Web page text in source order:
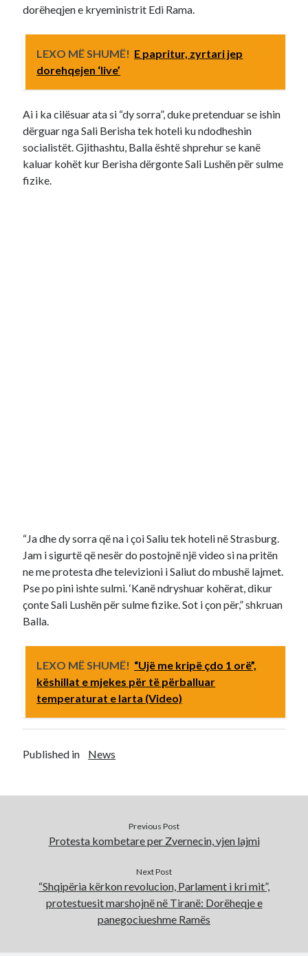
dorëheqjen e kryeministrit Edi Rama.
LEXO MË SHUMË! E papritur, zyrtari jep
dorehqejen ‘live’
Ai i ka cilësuar ata si “dy sorra”, duke pretenduar se ishin
dërguar nga Sali Berisha tek hoteli ku ndodheshin
socialistët. Gjithashtu, Balla është shprehur se kanë
kaluar kohët kur Berisha dërgonte Sali Lushën për sulme
fizike.
“Ja dhe dy sorra që na i çoi Saliu tek hoteli në Strasburg.
Jam i sigurtë që nesër do postojnë një video si na pritën
ne me protesta dhe televizioni i Saliut do mbushë lajmet.
Pse po pini ishte sulmi. ‘Kanë ndryshuar kohërat, dikur
çonte Sali Lushën për sulme fizike. Sot i çon për,” shkruan
Balla.
LEXO MË SHUMË! “Ujë me kripë çdo 1 orë”,
këshillat e mjekes për të përballuar
temperaturat e larta (Video)
Published in News
Previous Post
Protesta kombetare per Zvernecin, vjen lajmi
Next Post
“Shqipëria kërkon revolucion, Parlament i kri mit”,
protestuesit marshojnë në Tiranë: Dorëheqje e
panegociueshme Ramës